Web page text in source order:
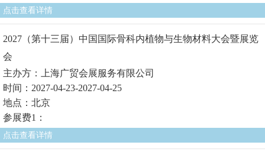
点击查看详情
2027（第十三届）中国国际骨科内植物与生物材料大会暨展览
会
主办方：上海广贸会展服务有限公司
时间：2027-04-23-2027-04-25
地点：北京
参展费1：
点击查看详情